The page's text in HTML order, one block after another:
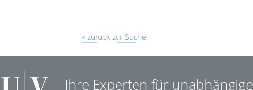
« zurück zur Suche
Ihre Experten für unabhängige